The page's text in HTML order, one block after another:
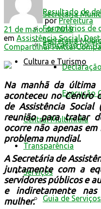
Resultado de
Formulários de
Educação no
Cultura e Turismo
Secretaria
Secretaria
Execução
Central Multimídia
Transparência
Serviços
Guia de
por Prefeitura
21 de maio de 2019
em Assistência Social,
CompartilharTwittar
Na manhã da última
aconteceu no Centro
de Assistência Social
reunião para tratar
ocorre não apenas
problema mundial.
A Secretária de
juntamente com a
servidores públicos e
e indiretamente
mulher.